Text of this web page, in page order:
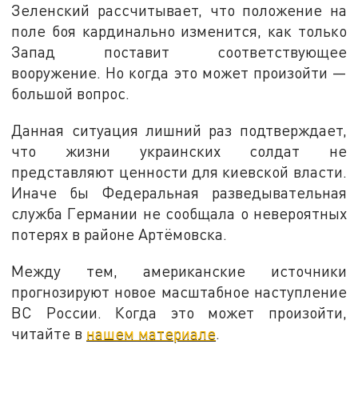
Зеленский рассчитывает, что положение на
поле боя кардинально изменится, как только
Запад поставит соответствующее
вооружение. Но когда это может произойти —
большой вопрос.
Данная ситуация лишний раз подтверждает,
что жизни украинских солдат не
представляют ценности для киевской власти.
Иначе бы Федеральная разведывательная
служба Германии не сообщала о невероятных
потерях в районе Артёмовска.
Между тем, американские источники
прогнозируют новое масштабное наступление
ВС России. Когда это может произойти,
читайте в нашем материале.